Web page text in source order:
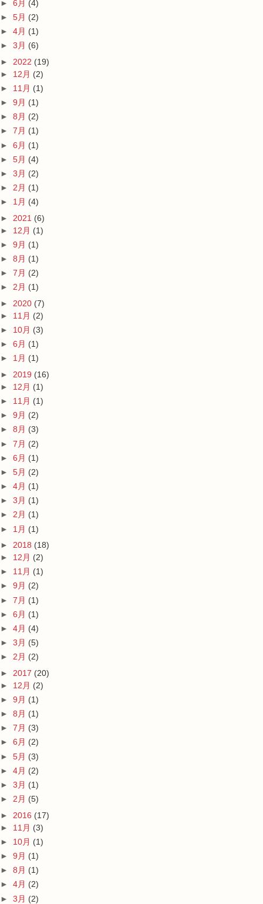
► 6月 (4)
► 5月 (2)
► 4月 (1)
► 3月 (6)
► 2022 (19)
► 12月 (2)
► 11月 (1)
► 9月 (1)
► 8月 (2)
► 7月 (1)
► 6月 (1)
► 5月 (4)
► 3月 (2)
► 2月 (1)
► 1月 (4)
► 2021 (6)
► 12月 (1)
► 9月 (1)
► 8月 (1)
► 7月 (2)
► 2月 (1)
► 2020 (7)
► 11月 (2)
► 10月 (3)
► 6月 (1)
► 1月 (1)
► 2019 (16)
► 12月 (1)
► 11月 (1)
► 9月 (2)
► 8月 (3)
► 7月 (2)
► 6月 (1)
► 5月 (2)
► 4月 (1)
► 3月 (1)
► 2月 (1)
► 1月 (1)
► 2018 (18)
► 12月 (2)
► 11月 (1)
► 9月 (2)
► 7月 (1)
► 6月 (1)
► 4月 (4)
► 3月 (5)
► 2月 (2)
► 2017 (20)
► 12月 (2)
► 9月 (1)
► 8月 (1)
► 7月 (3)
► 6月 (2)
► 5月 (3)
► 4月 (2)
► 3月 (1)
► 2月 (5)
► 2016 (17)
► 11月 (3)
► 10月 (1)
► 9月 (1)
► 8月 (1)
► 4月 (2)
► 3月 (2)